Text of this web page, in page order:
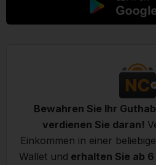
Bewahren Sie Ihr
verdienen Sie daran!
Einkommen in einer
Wallet und erhalten Sie ab